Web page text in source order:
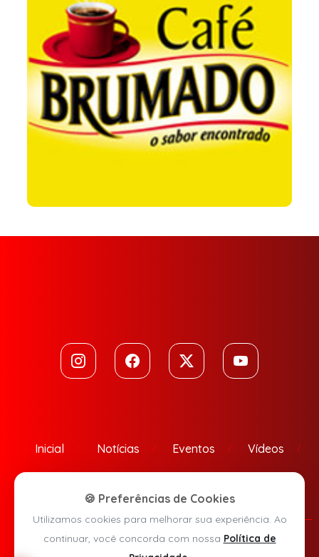
Inicial Notícias Eventos Vídeos
Política de Privacidade
🍪 Preferências de Cookies
Utilizamos cookies para melhorar sua experiência. Ao
continuar, você concorda com nossa Política de